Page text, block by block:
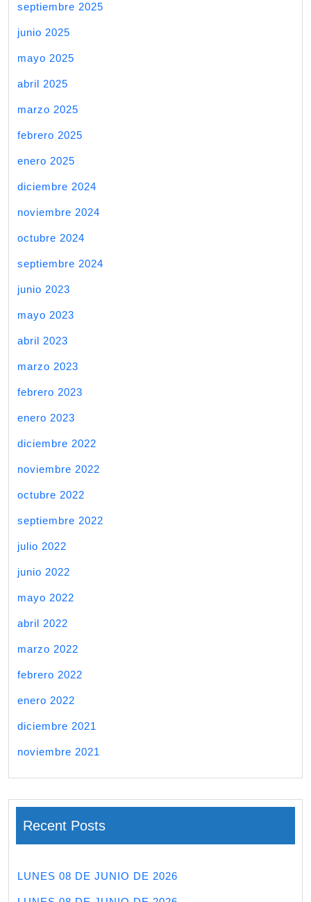
septiembre 2025
junio 2025
mayo 2025
abril 2025
marzo 2025
febrero 2025
enero 2025
diciembre 2024
noviembre 2024
octubre 2024
septiembre 2024
junio 2023
mayo 2023
abril 2023
marzo 2023
febrero 2023
enero 2023
diciembre 2022
noviembre 2022
octubre 2022
septiembre 2022
julio 2022
junio 2022
mayo 2022
abril 2022
marzo 2022
febrero 2022
enero 2022
diciembre 2021
noviembre 2021
Recent Posts
LUNES 08 DE JUNIO DE 2026